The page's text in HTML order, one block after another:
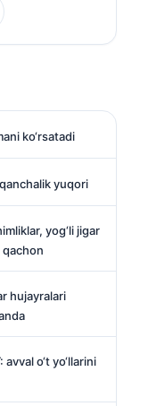
panellar tahlili,
AI yordamidagi
ko‘rsatadi
yuqori
yog‘li jigar
qachon
hujayralari
o‘t yo‘llarini